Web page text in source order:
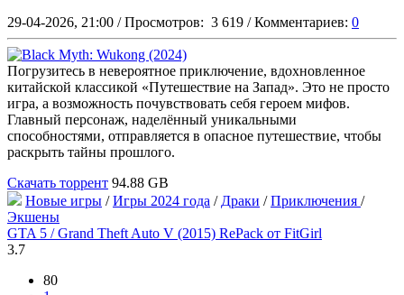
29-04-2026, 21:00 / Просмотров: 3 619 / Комментариев: 0
Погрузитесь в невероятное приключение, вдохновленное
китайской классикой «Путешествие на Запад». Это не просто
игра, а возможность почувствовать себя героем мифов.
Главный персонаж, наделённый уникальными
способностями, отправляется в опасное путешествие, чтобы
раскрыть тайны прошлого.
Скачать торрент 94.88 GB
Новые игры /Игры 2024 года / Драки /Приключения /
Экшены
GTA 5 / Grand Theft Auto V (2015) RePack от FitGirl
3.7
80